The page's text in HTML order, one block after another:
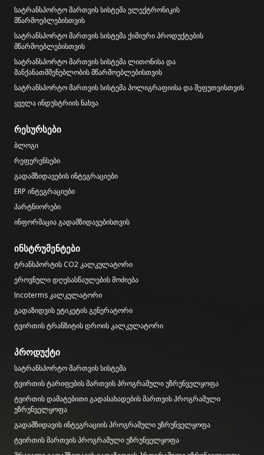
სატრანსპორტო მართვის სისტემა ელექტრონიკის
მწარმოებლებისთვის
სატრანსპორტო მართვის სისტემა ქიმიური პროდუქტების
მწარმოებლებისთვის
სატრანსპორტო მართვის სისტემა ლითონისა და
მანქანათმშენებლობის მწარმოებლებისთვის
სატრანსპორტო მართვის სისტემა პოლიგრაფიისა და შეფუთვისთვის
ყველა ინდუსტრიის ნახვა
რესურსები
ბლოგი
რეფერენსები
გადამზიდავების ინტეგრაციები
ERP ინტეგრაციები
პარტნიორები
ინფორმაცია გადამზიდავებისთვის
ინსტრუმენტები
ტრანსპორტის CO2 კალკულატორი
ეროვნული დღესასწაულების მოძიება
Incoterms კალკულატორი
გადაზიდვის ეტიკეტის გენერატორი
ტვირთის ტრანზიტის დროის კალკულატორი
პროდუქტი
სატრანსპორტო მართვის სისტემა
ტვირთის ტარიფების მართვის პროგრამული უზრუნველყოფა
ტვირთის დამატებითი გადასახადების მართვის პროგრამული
უზრუნველყოფა
გადამზიდავის ინტეგრაციის პროგრამული უზრუნველყოფა
ტვირთის მართვის პროგრამული უზრუნველყოფა